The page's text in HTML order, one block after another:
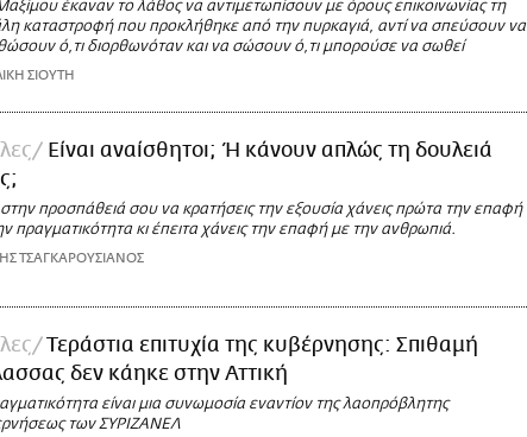
έκαναν το λάθος να αντιμετωπίσουν με όρους επικοινωνίας τη
καταστροφή που προκλήθηκε από την πυρκαγιά, αντί να σπεύσουν να
ό,τι διορθωνόταν και να σώσουν ό,τι μπορούσε να σωθεί
ΣΙΟΥΤΗ
Είναι αναίσθητοι; Ή κάνουν απλώς τη δουλειά
προσπάθειά σου να κρατήσεις την εξουσία χάνεις πρώτα την επαφή
πραγματικότητα κι έπειτα χάνεις την επαφή με την ανθρωπιά.
ΤΣΑΓΚΑΡΟΥΣΙΑΝΟΣ
Τεράστια επιτυχία της κυβέρνησης: Σπιθαμή
δεν κάηκε στην Αττική
είναι μια συνωμοσία εναντίον της λαοπρόβλητης
των ΣΥΡΙΖΑΝΕΛ